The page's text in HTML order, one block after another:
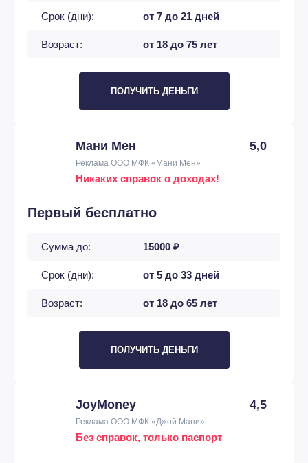
Срок (дни): от 7 до 21 дней
Возраст: от 18 до 75 лет
ПОЛУЧИТЬ ДЕНЬГИ
Мани Мен 5,0
Реклама ООО МФК «Мани Мен»
Никаких справок о доходах!
Первый бесплатно
Сумма до: 15000 ₽
Срок (дни): от 5 до 33 дней
Возраст: от 18 до 65 лет
ПОЛУЧИТЬ ДЕНЬГИ
JoyMoney 4,5
Реклама ООО МФК «Джой Мани»
Без справок, только паспорт